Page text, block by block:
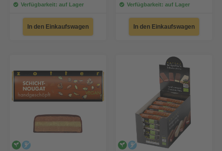
Verfügbarkeit: auf Lager
In den Einkaufswagen
Verfügbarkeit: auf Lager
In den Einkaufswagen
vegan veganalkoholfrei